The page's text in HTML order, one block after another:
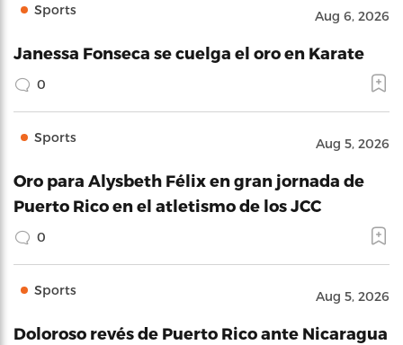
Sports Aug 6, 2026
Janessa Fonseca se cuelga el oro en Karate
0
Sports Aug 5, 2026
Oro para Alysbeth Félix en gran jornada de
Puerto Rico en el atletismo de los JCC
0
Sports Aug 5, 2026
Doloroso revés de Puerto Rico ante Nicaragua